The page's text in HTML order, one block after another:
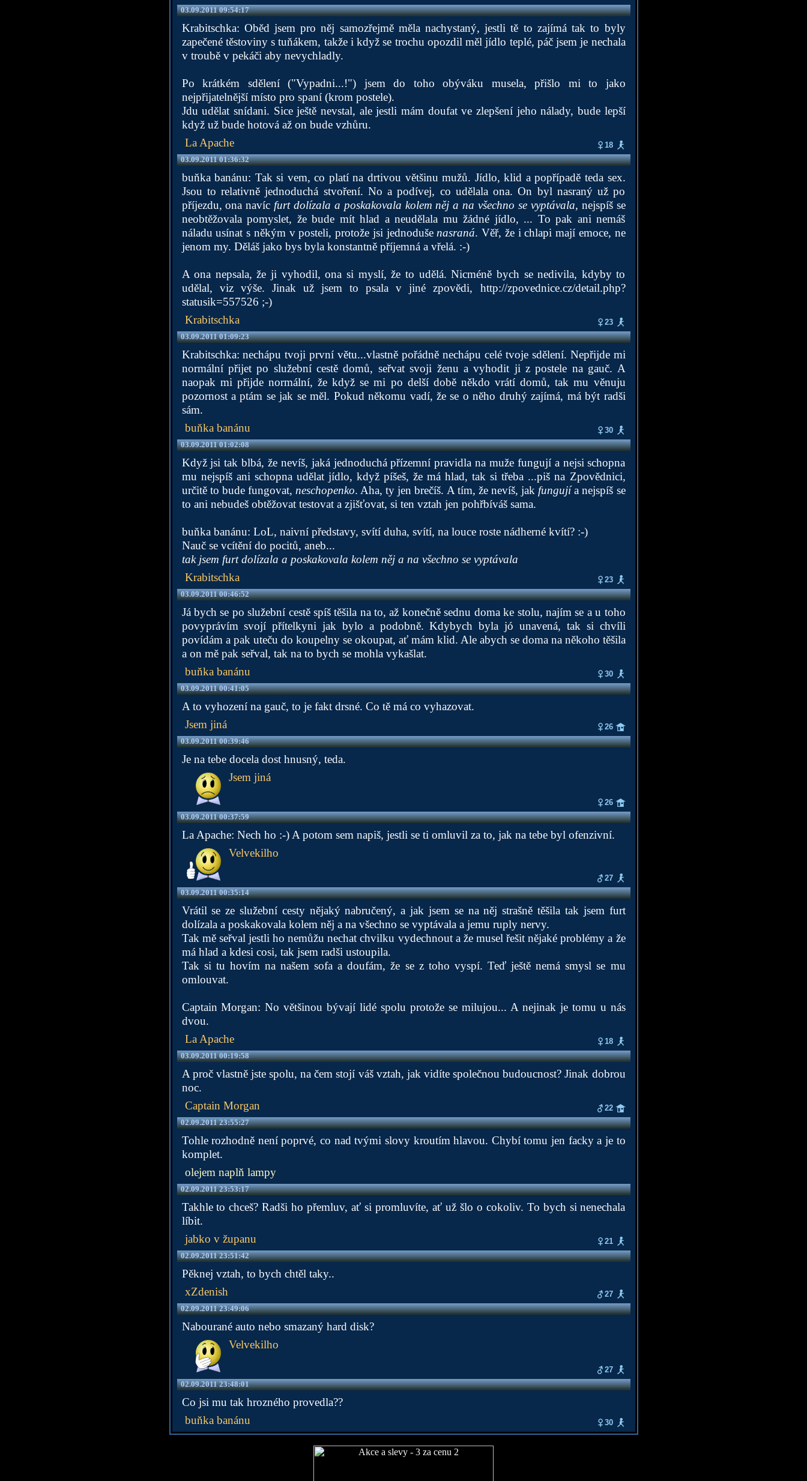
03.09.2011 09:54:17
Krabitschka: Oběd jsem pro něj samozřejmě měla nachystaný, jestli tě to zajímá tak to byly
zapečené těstoviny s tuňákem, takže i když se trochu opozdil měl jídlo teplé, páč jsem je nechala
v troubě v pekáči aby nevychladly.
Po krátkém sdělení ("Vypadni...!") jsem do toho obýváku musela, přišlo mi to jako
nejpřijatelnější místo pro spaní (krom postele).
Jdu udělat snídani. Sice ještě nevstal, ale jestli mám doufat ve zlepšení jeho nálady, bude lepší
když už bude hotová až on bude vzhůru.
La Apache
18
03.09.2011 01:36:32
buňka banánu: Tak si vem, co platí na drtivou většinu mužů. Jídlo, klid a popřípadě teda sex.
Jsou to relativně jednoduchá stvoření. No a podívej, co udělala ona. On byl nasraný už po
příjezdu, ona navíc furt dolízala a poskakovala kolem něj a na všechno se vyptávala, nejspíš se
neobtěžovala pomyslet, že bude mít hlad a neudělala mu žádné jídlo, ... To pak ani nemáš
náladu usínat s někým v posteli, protože jsi jednoduše nasraná. Věř, že i chlapi mají emoce, ne
jenom my. Děláš jako bys byla konstantně příjemná a vřelá. :-)
A ona nepsala, že ji vyhodil, ona si myslí, že to udělá. Nicméně bych se nedivila, kdyby to
udělal, viz výše. Jinak už jsem to psala v jiné zpovědi, http://zpovednice.cz/detail.php?
statusik=557526 ;-)
Krabitschka
23
03.09.2011 01:09:23
Krabitschka: nechápu tvoji první větu...vlastně pořádně nechápu celé tvoje sdělení. Nepřijde mi
normální přijet po služební cestě domů, seřvat svoji ženu a vyhodit ji z postele na gauč. A
naopak mi přijde normální, že když se mi po delší době někdo vrátí domů, tak mu věnuju
pozornost a ptám se jak se měl. Pokud někomu vadí, že se o něho druhý zajímá, má být radši
sám.
buňka banánu
30
03.09.2011 01:02:08
Když jsi tak blbá, že nevíš, jaká jednoduchá přízemní pravidla na muže fungují a nejsi schopna
mu nejspíš ani schopna udělat jídlo, když píšeš, že má hlad, tak si třeba ...piš na Zpovědnici,
určitě to bude fungovat, neschopenko. Aha, ty jen brečíš. A tím, že nevíš, jak fungujía nejspíš se
to ani nebudeš obtěžovat testovat a zjišťovat, si ten vztah jen pohřbíváš sama.
buňka banánu: LoL, naivní představy, svítí duha, svítí, na louce roste nádherné kvítí? :-)
Nauč se vcítění do pocitů, aneb...
tak jsem furt dolízala a poskakovala kolem něj a na všechno se vyptávala
Krabitschka
23
03.09.2011 00:46:52
Já bych se po služební cestě spíš těšila na to, až konečně sednu doma ke stolu, najím se a u toho
povyprávím svojí přítelkyni jak bylo a podobně. Kdybych byla jó unavená, tak si chvíli
povídám a pak uteču do koupelny se okoupat, ať mám klid. Ale abych se doma na někoho těšila
a on mě pak seřval, tak na to bych se mohla vykašlat.
buňka banánu
30
03.09.2011 00:41:05
A to vyhození na gauč, to je fakt drsné. Co tě má co vyhazovat.
Jsem jiná
26
03.09.2011 00:39:46
Je na tebe docela dost hnusný, teda.
Jsem jiná
26
03.09.2011 00:37:59
La Apache: Nech ho :-) A potom sem napiš, jestli se ti omluvil za to, jak na tebe byl ofenzivní.
Velvekilho
27
03.09.2011 00:35:14
Vrátil se ze služební cesty nějaký nabručený, a jak jsem se na něj strašně těšila tak jsem furt
dolízala a poskakovala kolem něj a na všechno se vyptávala a jemu ruply nervy.
Tak mě seřval jestli ho nemůžu nechat chvilku vydechnout a že musel řešit nějaké problémy a že
má hlad a kdesi cosi, tak jsem radši ustoupila.
Tak si tu hovím na našem sofa a doufám, že se z toho vyspí. Teď ještě nemá smysl se mu
omlouvat.
Captain Morgan: No většinou bývají lidé spolu protože se milujou... A nejinak je tomu u nás
dvou.
La Apache
18
03.09.2011 00:19:58
A proč vlastně jste spolu, na čem stojí váš vztah, jak vidíte společnou budoucnost? Jinak dobrou
noc.
Captain Morgan
22
02.09.2011 23:55:27
Tohle rozhodně není poprvé, co nad tvými slovy kroutím hlavou. Chybí tomu jen facky a je to
komplet.
olejem naplň lampy
02.09.2011 23:53:17
Takhle to chceš? Radši ho přemluv, ať si promluvíte, ať už šlo o cokoliv. To bych si nenechala
líbit.
jabko v županu
21
02.09.2011 23:51:42
Pěknej vztah, to bych chtěl taky..
xZdenish
27
02.09.2011 23:49:06
Nabourané auto nebo smazaný hard disk?
Velvekilho
27
02.09.2011 23:48:01
Co jsi mu tak hrozného provedla??
buňka banánu
30